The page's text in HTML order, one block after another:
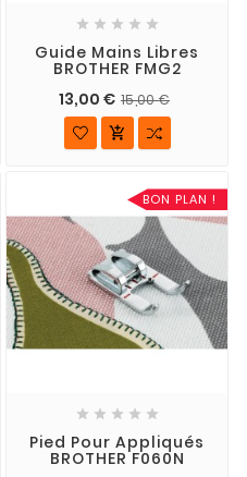
    
Guide Mains Libres
BROTHER FMG2
13,00 € 15,00 €

BON PLAN !
    
Pied Pour Appliqués
BROTHER F060N